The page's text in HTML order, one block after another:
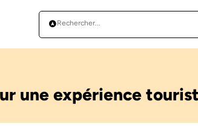
une expérience